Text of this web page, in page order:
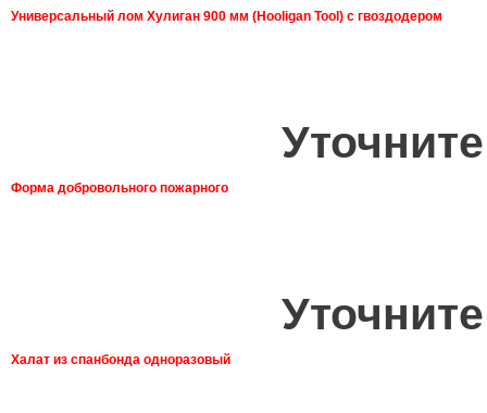
Универсальный лом Хулиган 900 мм (Hooligan Tool) с гвоздодером
Форма добровольного пожарного
Халат из спанбонда одноразовый